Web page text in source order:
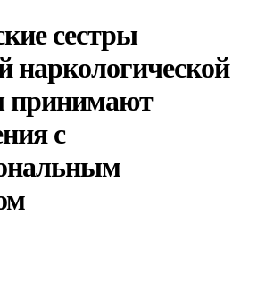
сестры
наркологической
принимают
с